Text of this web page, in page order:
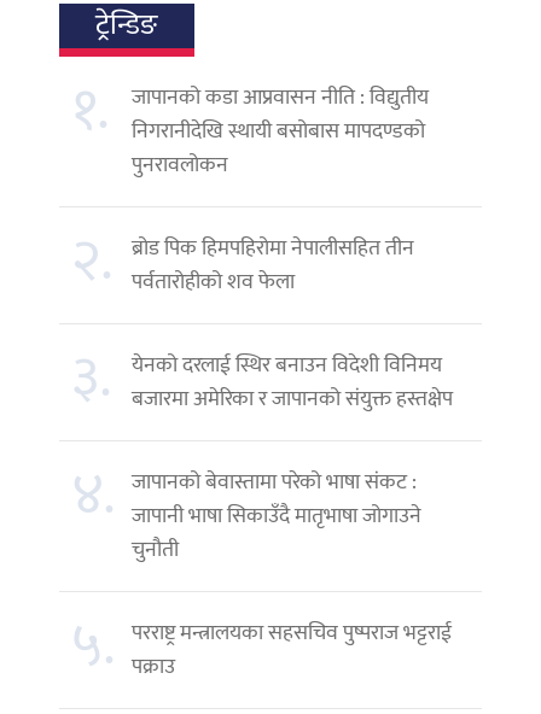
ट्रेन्डिङ
१.
जापानको कडा आप्रवासन नीति : विद्युतीय
निगरानीदेखि स्थायी बसोबास मापदण्डको
पुनरावलोकन
२. ब्रोड पिक हिमपहिरोमा नेपालीसहित तीन
पर्वतारोहीको शव फेला
३.
येनको दरलाई स्थिर बनाउन विदेशी विनिमय
बजारमा अमेरिका र जापानको संयुक्त हस्तक्षेप
४. जापानको बेवास्तामा परेको भाषा संकट :
जापानी भाषा सिकाउँदै मातृभाषा जोगाउने
चुनौती
५. परराष्ट्र मन्त्रालयका सहसचिव पुष्पराज भट्टराई
पक्राउ